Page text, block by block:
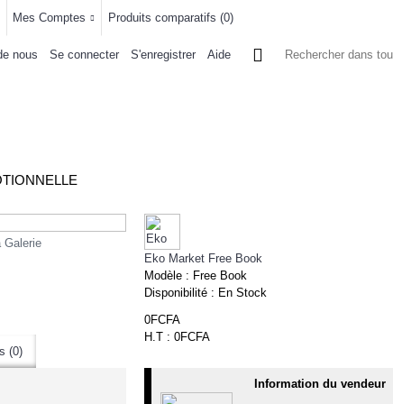
Mes Comptes Produits comparatifs (0)
nous Se connecter S'enregistrer Aide
Galerie
(0)
Eko Market Free Book
Modèle : Free Book
Disponibilité : En Stock
0FCFA
H.T : 0FCFA
Information du vendeur